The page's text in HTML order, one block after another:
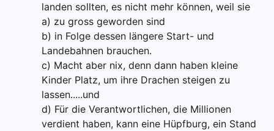
landen sollten, es nicht mehr können, weil sie
a) zu gross geworden sind
b) in Folge dessen längere Start- und
Landebahnen brauchen.
c) Macht aber nix, denn dann haben kleine
Kinder Platz, um ihre Drachen steigen zu
lassen.....und
d) Für die Verantwortlichen, die Millionen
verdient haben, kann eine Hüpfburg, ein Stand